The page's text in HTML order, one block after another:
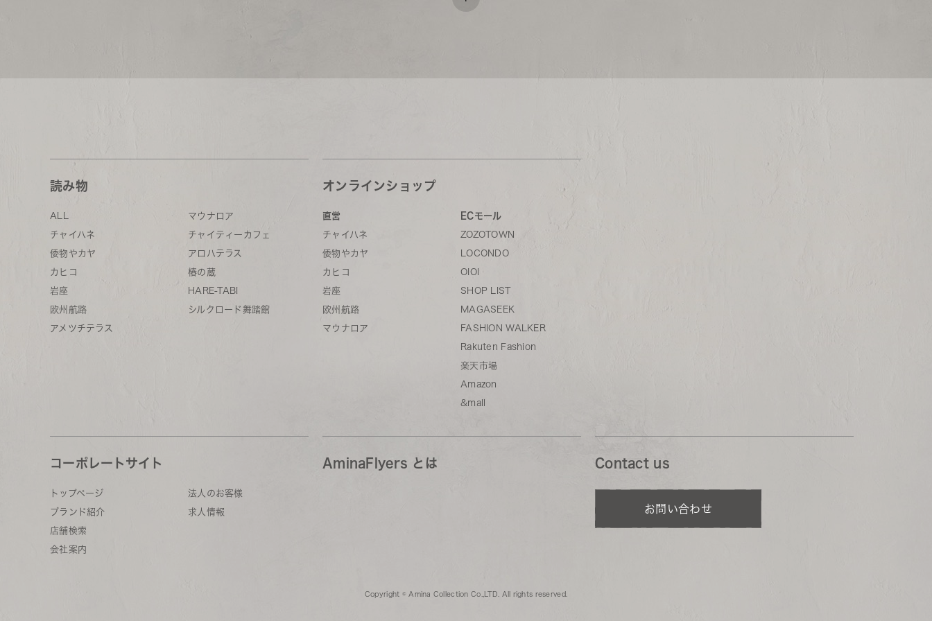
読み物
ALL
チャイハネ
倭物やカヤ
カヒコ
岩座
欧州航路
アメツチテラス
マウナロア
チャイティーカフェ
アロハテラス
椿の蔵
HARE-TABI
シルクロード舞踏館
オンラインショップ
直営
チャイハネ
倭物やカヤ
カヒコ
岩座
欧州航路
マウナロア
ECモール
ZOZOTOWN
LOCONDO
OIOI
SHOP LIST
MAGASEEK
FASHION WALKER
Rakuten Fashion
楽天市場
Amazon
&mall
コーポレートサイト
トップページ
ブランド紹介
店舗検索
会社案内
法人のお客様
求人情報
AminaFlyers とは Contact us
お問い合わせ
Copyright © Amina Collection Co.,LTD. All rights reserved.